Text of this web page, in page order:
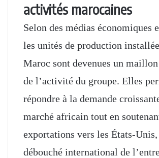
activités marocaines
Selon des médias économiques
les unités de production
Maroc sont devenues un
de l’activité du groupe. Elles
répondre à la demande
marché africain tout en
exportations vers les États-
débouché international de